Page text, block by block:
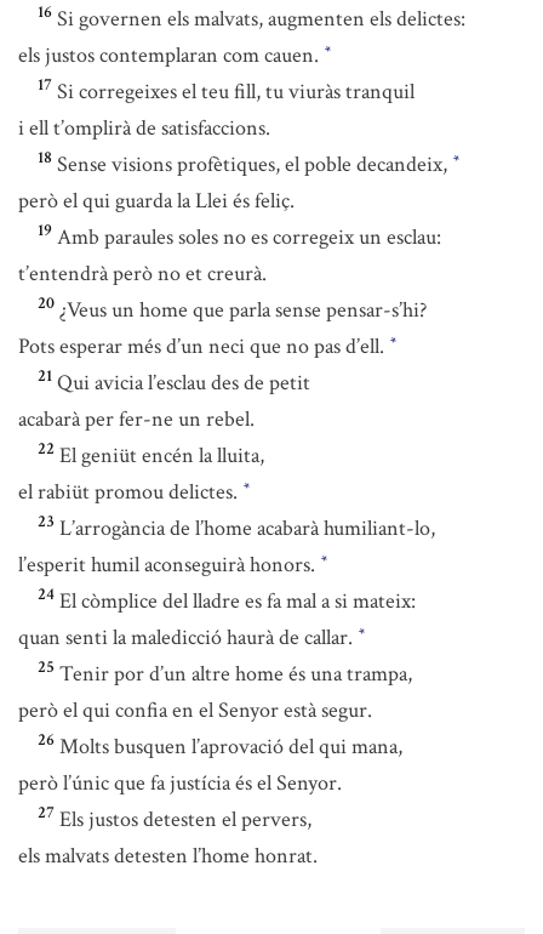
16 Si governen els malvats, augmenten els delictes:
els justos contemplaran com cauen. *
17 Si corregeixes el teu fill, tu viuràs tranquil
i ell t’omplirà de satisfaccions.
18 Sense visions profètiques, el poble decandeix, *
però el qui guarda la Llei és feliç.
19 Amb paraules soles no es corregeix un esclau:
t’entendrà però no et creurà.
20 ¿Veus un home que parla sense pensar-s’hi?
Pots esperar més d’un neci que no pas d’ell. *
21 Qui avicia l’esclau des de petit
acabarà per fer-ne un rebel.
22 El geniüt encén la lluita,
el rabiüt promou delictes. *
23 L’arrogància de l’home acabarà humiliant-lo,
l’esperit humil aconseguirà honors. *
24 El còmplice del lladre es fa mal a si mateix:
quan senti la maledicció haurà de callar. *
25 Tenir por d’un altre home és una trampa,
però el qui confia en el Senyor està segur.
26 Molts busquen l’aprovació del qui mana,
però l’únic que fa justícia és el Senyor.
27 Els justos detesten el pervers,
els malvats detesten l’home honrat.